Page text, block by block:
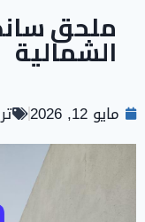
ملحق
الشمالية
مايو 12, 2026